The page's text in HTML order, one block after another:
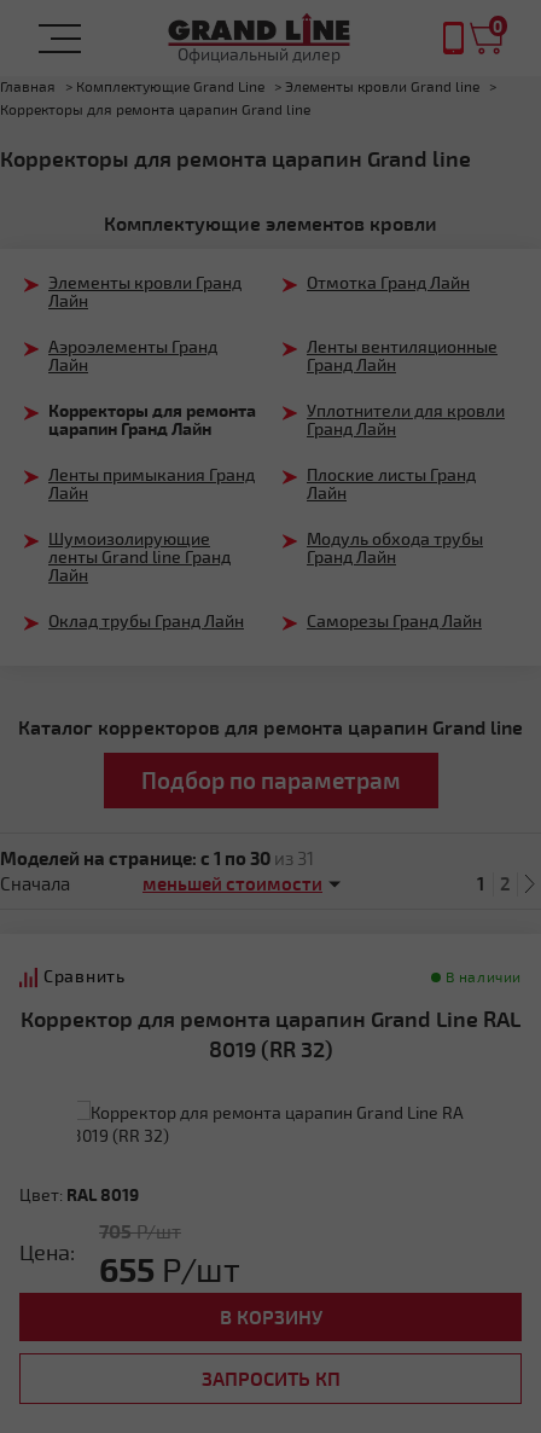
Официальный дилер
0
Главная Комплектующие Grand Line
Элементы кровли Grand line
Корректоры для ремонта царапин Grand line
Корректоры для ремонта царапин Grand line
Комплектующие элементов кровли
Элементы кровли Гранд
Лайн
Отмотка Гранд Лайн
Аэроэлементы Гранд
Лайн
Ленты вентиляционные
Гранд Лайн
Корректоры для ремонта
царапин Гранд Лайн
Уплотнители для кровли
Гранд Лайн
Ленты примыкания Гранд
Лайн
Плоские листы Гранд
Лайн
Шумоизолирующие
ленты Grand line Гранд
Лайн
Модуль обхода трубы
Гранд Лайн
Оклад трубы Гранд Лайн Саморезы Гранд Лайн
Каталог корректоров для ремонта царапин Grand line
Подбор по параметрам
Моделей на странице: c 1 по 30 из 31
Сначала
1 2
Сравнить В наличии
Корректор для ремонта царапин Grand Line RAL
8019 (RR 32)
Цвет: RAL 8019
Цена:
705Р/шт
655 Р/шт
В КОРЗИНУ
ЗАПРОСИТЬ КП